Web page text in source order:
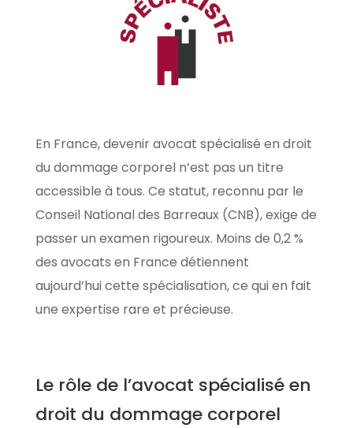
En France, devenir avocat spécialisé en droit
du dommage corporel n’est pas un titre
accessible à tous. Ce statut, reconnu par le
Conseil National des Barreaux (CNB), exige de
passer un examen rigoureux. Moins de 0,2 %
des avocats en France détiennent
aujourd’hui cette spécialisation, ce qui en fait
une expertise rare et précieuse.
Le rôle de l’avocat spécialisé en
droit du dommage corporel